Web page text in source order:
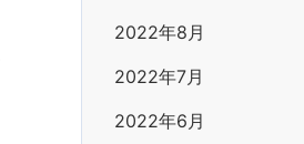
2022年8月
2022年7月
2022年6月